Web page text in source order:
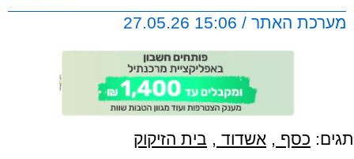
מערכת האתר / 15:06 27.05.26
תגים: כסף , אשדוד , בית הזיקוק